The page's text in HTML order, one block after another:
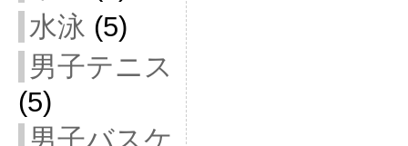
水泳 (5)
男子テニス
(5)
男子バスケ